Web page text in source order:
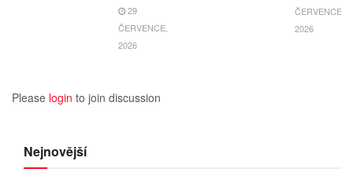
29
ČERVENCE,
2026
ČERVENCE,
2026
Please login to join discussion
Nejnovější